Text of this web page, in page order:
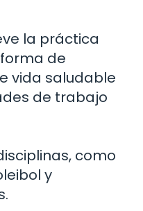
la práctica
de
vida saludable
de trabajo
como
y